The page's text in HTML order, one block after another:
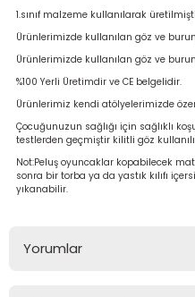
1.sınıf malzeme kullanılarak
Ürünlerimizde kullanılan göz ve
Ürünlerimizde kullanılan göz ve
%100 Yerli Üretimdir ve CE belgelidir.
Ürünlerimiz kendi atölyelerimizde
Çocuğunuzun sağlığı için sağlıklı
testlerden geçmiştir kilitli göz
Not:Peluş oyuncaklar kopabilecek
sonra bir torba ya da yastık kılıfı
yıkanabilir.
Yorumlar